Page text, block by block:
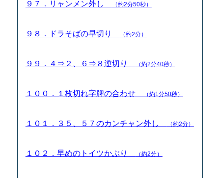
９７．リャンメン外し （約2分50秒）
９８．ドラそばの早切り （約2分）
９９．４⇒２、６⇒８逆切り （約2分40秒）
１００．１枚切れ字牌の合わせ （約1分50秒）
１０１．３５、５７のカンチャン外し （約2分）
１０２．早めのトイツかぶり （約2分）